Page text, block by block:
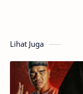
Lihat Juga